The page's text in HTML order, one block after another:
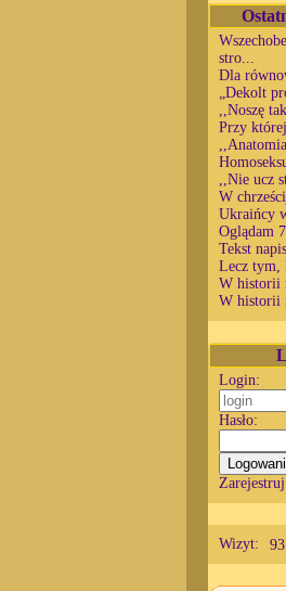
stro...
Dla
„Dekolt
,,Noszę
Przy
,,Nie ucz
W
Ukraińcy
Oglądam
Tekst
Lecz tym,
W historii
W historii
Login:
Hasło:
Zarejestruj
Wizyt: